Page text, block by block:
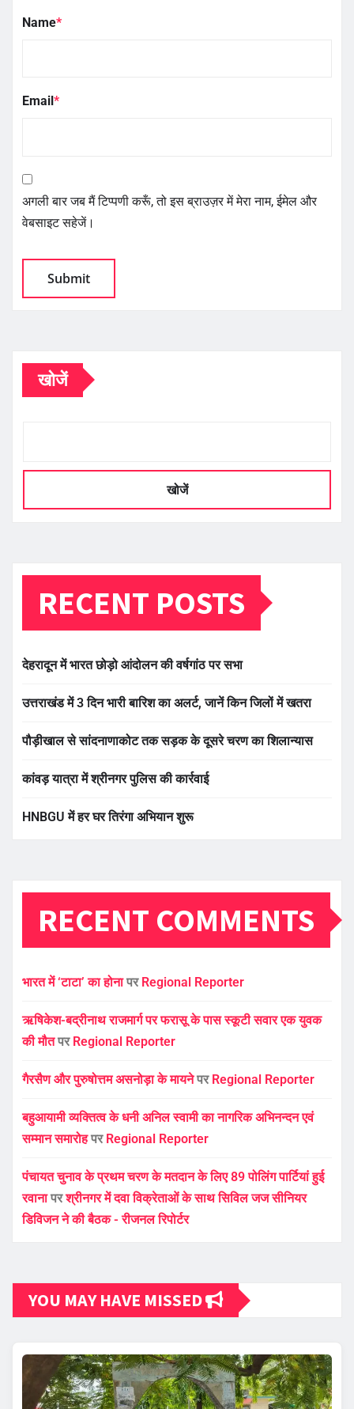
Name*
Email *
अगली बार जब मैं टिप्पणी करूँ, तो इस ब्राउज़र में मेरा नाम, ईमेल और
वेबसाइट सहेजें।
खोजें
खोजें
RECENT POSTS
देहरादून में भारत छोड़ो आंदोलन की वर्षगांठ पर सभा
उत्तराखंड में 3 दिन भारी बारिश का अलर्ट, जानें किन जिलों में खतरा
पौड़ीखाल से सांदनाणाकोट तक सड़क के दूसरे चरण का शिलान्यास
कांवड़ यात्रा में श्रीनगर पुलिस की कार्रवाई
HNBGU में हर घर तिरंगा अभियान शुरू
RECENT COMMENTS
भारत में ‘टाटा’ का होनापर Regional Reporter
ऋषिकेश-बद्रीनाथ राजमार्ग पर फरासू के पास स्कूटी सवार एक युवक
की मौतपर Regional Reporter
गैरसैण और पुरुषोत्तम असनोड़ा के मायनेपर Regional Reporter
बहुआयामी व्यक्तित्व के धनी अनिल स्वामी का नागरिक अभिनन्दन एवं
सम्मान समारोहपर Regional Reporter
पंचायत चुनाव के प्रथम चरण के मतदान के लिए 89 पोलिंग पार्टियां हुई
रवानापरश्रीनगर में दवा विक्रेताओं के साथ सिविल जज सीनियर
डिविजन ने की बैठक - रीजनल रिपोर्टर
YOU MAY HAVE MISSED